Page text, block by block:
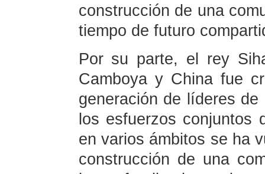
construcción de una
tiempo de futuro
Por su parte, el rey
Camboya y China fue
generación de líderes
los esfuerzos conjuntos
en varios ámbitos se ha
construcción de una